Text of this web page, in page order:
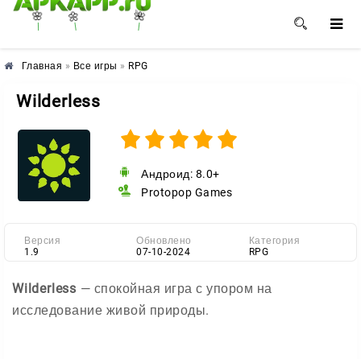
🌸 🌼 🌺
Главная » Все игры » RPG
Wilderless
Андроид: 8.0+
Protopop Games
Версия
1.9
Обновлено
07-10-2024
Категория
RPG
Wilderless — спокойная игра с упором на
исследование живой природы.